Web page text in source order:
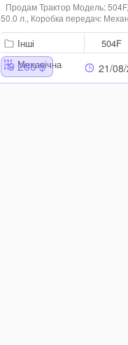
Продам Трактор Модель: 504F,
50.0 л., Коробка передач:
Розмір передньої шини 8,30-
охолоджен...
Інші 504F
Механічна
9 200 $ 21/